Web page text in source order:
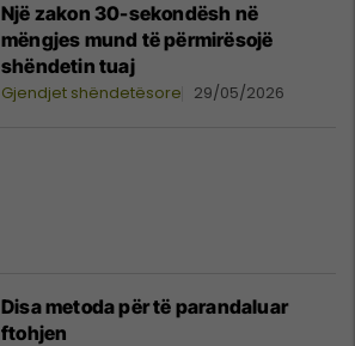
Një zakon 30-sekondësh në
mëngjes mund të përmirësojë
shëndetin tuaj
Gjendjet shëndetësore 29/05/2026
Disa metoda për të parandaluar
ftohjen